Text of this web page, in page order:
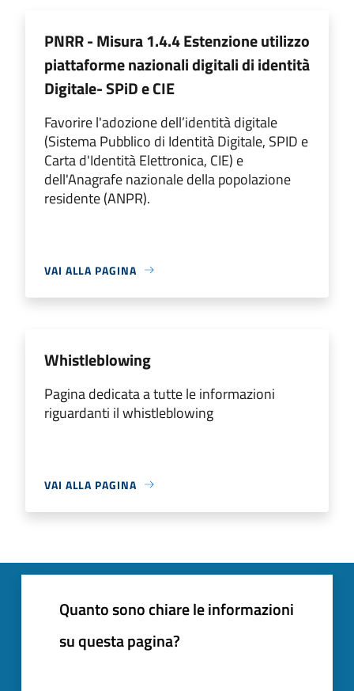
PNRR - Misura 1.4.4 Estenzione utilizzo
piattaforme nazionali digitali di identità
Digitale- SPiD e CIE
Favorire l'adozione dell’identità digitale
(Sistema Pubblico di Identità Digitale, SPID e
Carta d'Identità Elettronica, CIE) e
dell'Anagrafe nazionale della popolazione
residente (ANPR).
VAI ALLA PAGINA
Whistleblowing
Pagina dedicata a tutte le informazioni
riguardanti il whistleblowing
VAI ALLA PAGINA
Quanto sono chiare le informazioni
su questa pagina?